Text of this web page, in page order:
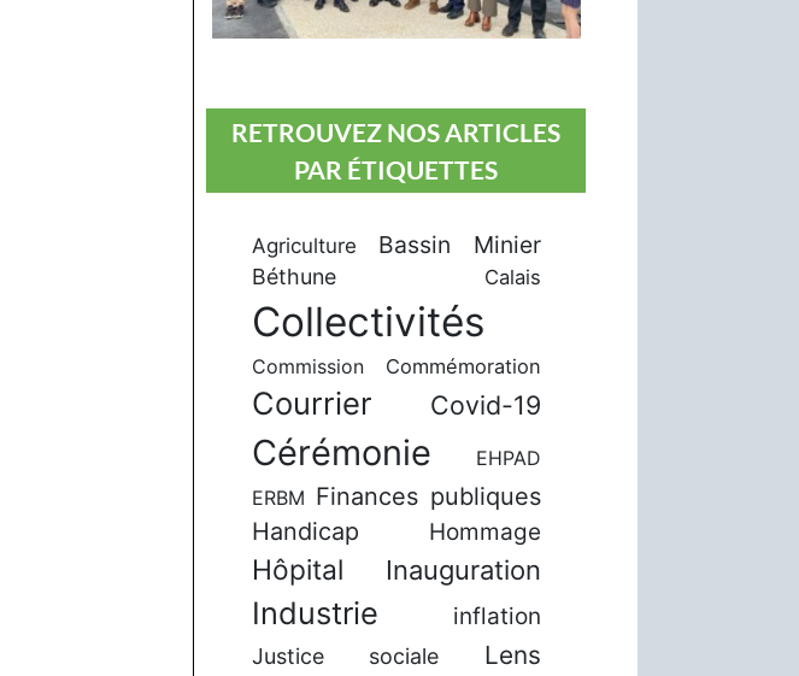
RETROUVEZ NOS ARTICLES
PAR ÉTIQUETTES
Agriculture Bassin Minier
Béthune Calais
Collectivités
Commission Commémoration
Courrier Covid-19
Cérémonie
EHPAD
ERBM Finances publiques
Handicap
Hommage
Hôpital Inauguration
Industrie inflation
Justice sociale Lens